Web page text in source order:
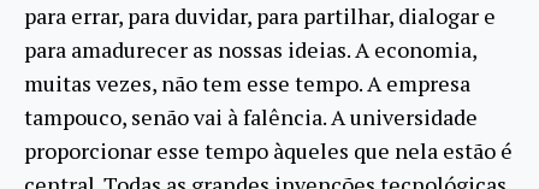
para errar, para duvidar, para partilhar, dialogar e
para amadurecer as nossas ideias. A economia,
muitas vezes, não tem esse tempo. A empresa
tampouco, senão vai à falência. A universidade
proporcionar esse tempo àqueles que nela estão é